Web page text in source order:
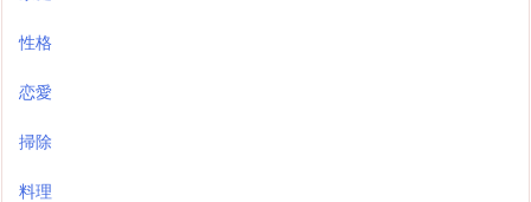
性格
恋愛
掃除
料理